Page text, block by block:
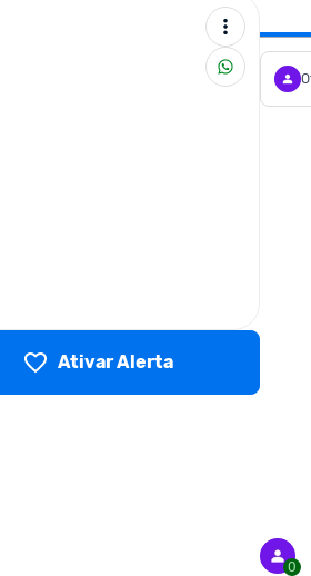
Ativar Alerta
0